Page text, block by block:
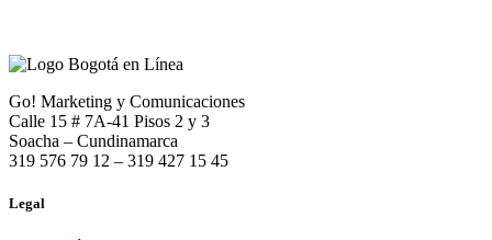
Go! Marketing y Comunicaciones
Calle 15 # 7A-41 Pisos 2 y 3
Soacha – Cundinamarca
319 576 79 12 – 319 427 15 45
Legal